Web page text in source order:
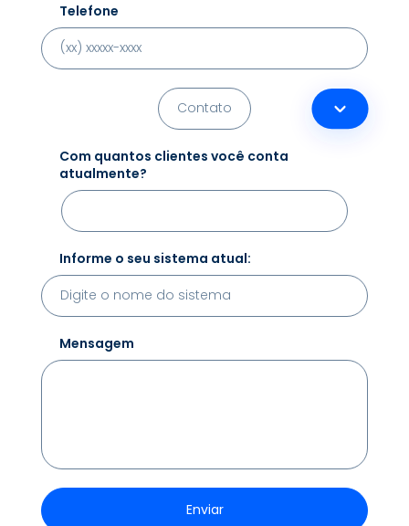
Telefone
Com quantos clientes você conta
atualmente?
Informe o seu sistema atual:
Mensagem